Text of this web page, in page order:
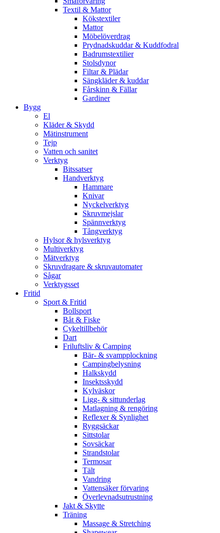
Textil & Mattor
Kökstextiler
Mattor
Möbelöverdrag
Prydnadskuddar & Kuddfodral
Badrumstextilier
Stolsdynor
Filtar & Plädar
Sängkläder & kuddar
Fårskinn & Fällar
Gardiner
Bygg
El
Kläder & Skydd
Mätinstrument
Tejp
Vatten och sanitet
Verktyg
Bitssatser
Handverktyg
Hammare
Knivar
Nyckelverktyg
Skruvmejslar
Spännverktyg
Tångverktyg
Hylsor & hylsverktyg
Multiverktyg
Mätverktyg
Skruvdragare & skruvautomater
Sågar
Verktygsset
Fritid
Sport & Fritid
Bollsport
Båt & Fiske
Cykeltillbehör
Dart
Friluftsliv & Camping
Bär- & svampplockning
Campingbelysning
Halkskydd
Insektsskydd
Kylväskor
Ligg- & sittunderlag
Matlagning & rengöring
Reflexer & Synlighet
Ryggsäckar
Sittstolar
Sovsäckar
Strandstolar
Termosar
Tält
Vandring
Vattensäker förvaring
Överlevnadsutrustning
Jakt & Skytte
Träning
Massage & Stretching